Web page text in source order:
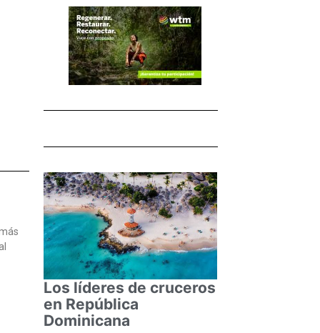
Los líderes de cruceros
en República
Dominicana